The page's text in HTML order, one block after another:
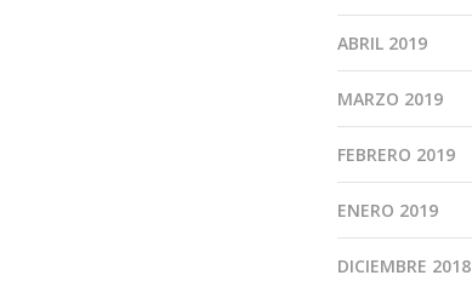
ABRIL 2019
MARZO 2019
FEBRERO 2019
ENERO 2019
DICIEMBRE 2018